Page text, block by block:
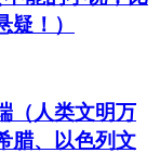
疑！）
（人类文明万
腊、以色列文